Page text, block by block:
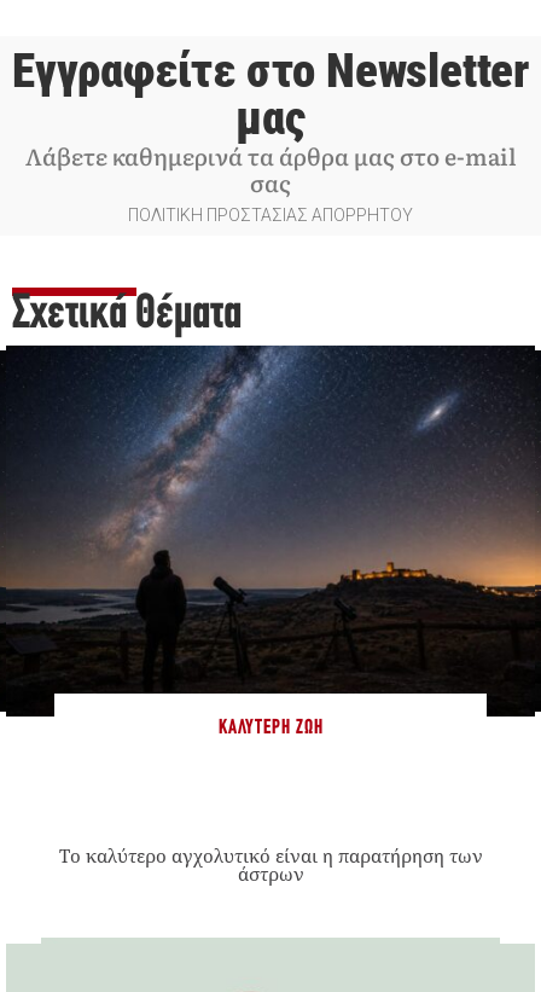
Εγγραφείτε στο Newsletter
μας
Λάβετε καθημερινά τα άρθρα μας στο e-mail
σας
ΠΟΛΙΤΙΚΗ ΠΡΟΣΤΑΣΙΑΣ ΑΠΟΡΡΗΤΟΥ
Σχετικά Θέματα
ΚΑΛΎΤΕΡΗ ΖΩΉ
Το καλύτερο αγχολυτικό είναι η παρατήρηση των
άστρων